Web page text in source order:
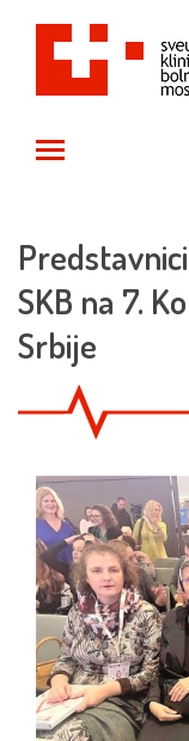
SKB na 7.
Srbije